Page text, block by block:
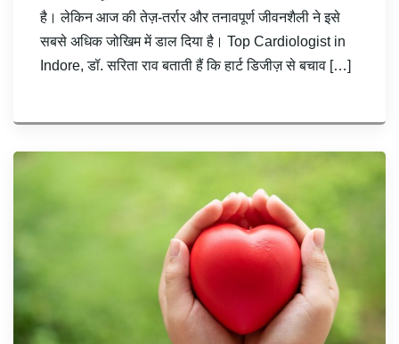
है। लेकिन आज की तेज़-तर्रार और तनावपूर्ण जीवनशैली ने इसे
सबसे अधिक जोखिम में डाल दिया है। Top Cardiologist in
Indore, डॉ. सरिता राव बताती हैं कि हार्ट डिजीज़ से बचाव […]